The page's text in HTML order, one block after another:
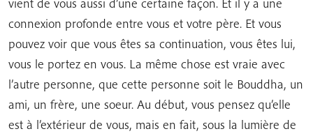
connexion profonde entre vous et votre père. Et vous
pouvez voir que vous êtes sa continuation, vous êtes lui,
vous le portez en vous. La même chose est vraie avec
l’autre personne, que cette personne soit le Bouddha, un
ami, un frère, une soeur. Au début, vous pensez qu’elle
est à l’extérieur de vous, mais en fait, sous la lumière de